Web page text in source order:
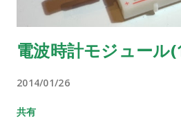
電波時計モジュー
2014/01/26
共有